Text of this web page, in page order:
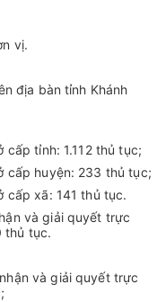
vị.
địa bàn tỉnh Khánh
cấp tỉnh: 1.112 thủ tục;
cấp huyện: 233 thủ tục;
cấp xã: 141 thủ tục.
và giải quyết trực
thủ tục.
và giải quyết trực